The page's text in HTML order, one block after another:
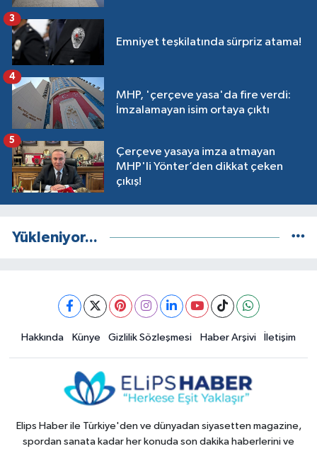
Emniyet teşkilatında sürpriz atama!
3
MHP, 'çerçeve yasa'da fire verdi:
İmzalamayan isim ortaya çıktı
4
Çerçeve yasaya imza atmayan
MHP'li Yönter’den dikkat çeken
çıkış!
5
Yükleniyor...
Hakkında Künye Gizlilik Sözleşmesi Haber Arşivi İletişim
Elips Haber ile Türkiye'den ve dünyadan siyasetten magazine,
spordan sanata kadar her konuda son dakika haberlerini ve